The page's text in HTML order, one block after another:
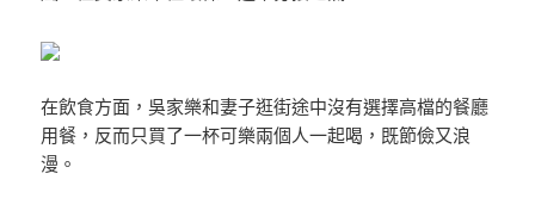
在飲食方面，吳家樂和妻子逛街途中沒有選擇高檔的餐廳
用餐，反而只買了一杯可樂兩個人一起喝，既節儉又浪
漫。